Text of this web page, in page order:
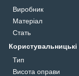
Виробник
Матеріал
Стать
Користувальницькі
Тип
Висота оправи